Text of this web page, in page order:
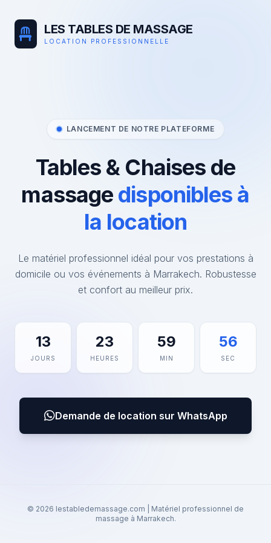
LES TABLES DE MASSAGE
LOCATION PROFESSIONNELLE
LANCEMENT DE NOTRE PLATEFORME
Tables & Chaises de
massage disponibles à
la location
Le matériel professionnel idéal pour vos prestations à
domicile ou vos événements à Marrakech. Robustesse
et confort au meilleur prix.
13
JOURS
23
HEURES
59
MIN
56
SEC
Demande de location sur WhatsApp
© 2026 lestabledemassage.com | Matériel professionnel de
massage à Marrakech.